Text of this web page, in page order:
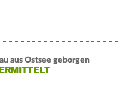
aus Ostsee geborgen